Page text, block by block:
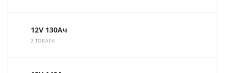
12V 130Ач
2 ТОВАРА